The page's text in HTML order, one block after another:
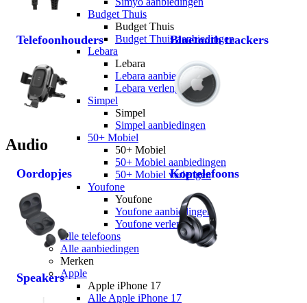
Budget Thuis
Budget Thuis
Budget Thuis aanbiedingen
Lebara
Lebara
Lebara aanbiedingen
Lebara verlengen
Simpel
Simpel
Simpel aanbiedingen
50+ Mobiel
50+ Mobiel
50+ Mobiel aanbiedingen
50+ Mobiel verlengen
Youfone
Youfone
Youfone aanbiedingen
Youfone verlengen
Alle telefoons
Alle aanbiedingen
Merken
Apple
Apple iPhone 17
Alle Apple iPhone 17
Telefoonhouders Bluetooth trackers
Audio
Oordopjes Koptelefoons
Speakers